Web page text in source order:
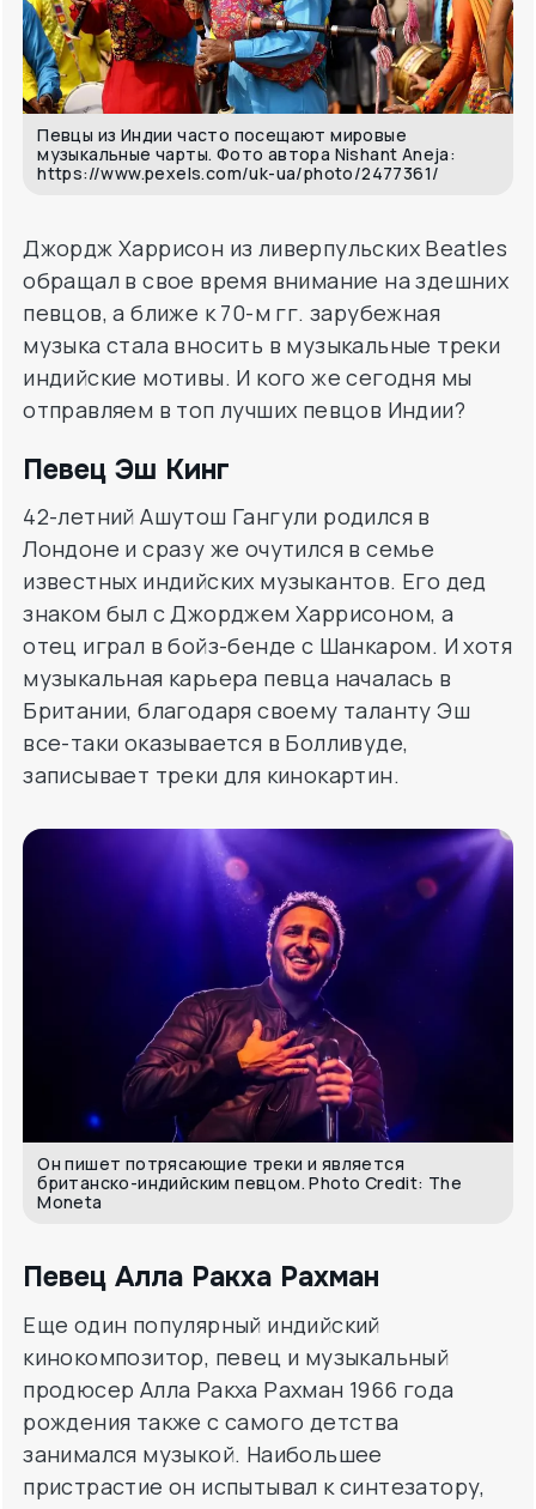
Певцы из Индии часто посещают мировые
музыкальные чарты. Фото автора Nishant Aneja:
https://www.pexels.com/uk-ua/photo/2477361/
Джордж Харрисон из ливерпульских Beatles
обращал в свое время внимание на здешних
певцов, а ближе к 70-м гг. зарубежная
музыка стала вносить в музыкальные треки
индийские мотивы. И кого же сегодня мы
отправляем в топ лучших певцов Индии?
Певец Эш Кинг
42-летний Ашутош Гангули родился в
Лондоне и сразу же очутился в семье
известных индийских музыкантов. Его дед
знаком был с Джорджем Харрисоном, а
отец играл в бойз-бенде с Шанкаром. И хотя
музыкальная карьера певца началась в
Британии, благодаря своему таланту Эш
все-таки оказывается в Болливуде,
записывает треки для кинокартин.
Он пишет потрясающие треки и является
британско-индийским певцом. Photo Credit: The
Moneta
Певец Алла Ракха Рахман
Еще один популярный индийский
кинокомпозитор, певец и музыкальный
продюсер Алла Ракха Рахман 1966 года
рождения также с самого детства
занимался музыкой. Наибольшее
пристрастие он испытывал к синтезатору,